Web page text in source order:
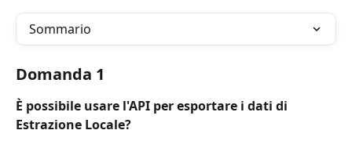
Sommario
Domanda 1
È possibile usare l'API per esportare i dati di
Estrazione Locale?